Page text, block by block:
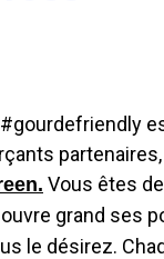
Vous êtes
grand ses
le désirez.